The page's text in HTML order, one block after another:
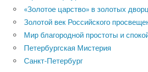
«Золотое царство» в золотых
Золотой век Российского
Мир благородной простоты и
Петербургская Мистерия
Санкт-Петербург